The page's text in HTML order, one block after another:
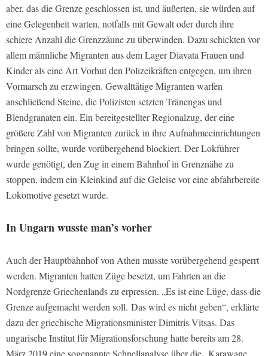
aber, das die Grenze geschlossen ist, und äußerten, sie würden auf
eine Gelegenheit warten, notfalls mit Gewalt oder durch ihre
schiere Anzahl die Grenzzäune zu überwinden. Dazu schickten vor
allem männliche Migranten aus dem Lager Diavata Frauen und
Kinder als eine Art Vorhut den Polizeikräften entgegen, um ihren
Vormarsch zu erzwingen. Gewalttätige Migranten warfen
anschließend Steine, die Polizisten setzten Tränengas und
Blendgranaten ein. Ein bereitgestellter Regionalzug, der eine
größere Zahl von Migranten zurück in ihre Aufnahmeeinrichtungen
bringen sollte, wurde vorübergehend blockiert. Der Lokführer
wurde genötigt, den Zug in einem Bahnhof in Grenznähe zu
stoppen, indem ein Kleinkind auf die Geleise vor eine abfahrbereite
Lokomotive gesetzt wurde.
In Ungarn wusste man’s vorher
Auch der Hauptbahnhof von Athen musste vorübergehend gesperrt
werden. Migranten hatten Züge besetzt, um Fahrten an die
Nordgrenze Griechenlands zu erpressen. „Es ist eine Lüge, dass die
Grenze aufgemacht werden soll. Das wird es nicht geben“, erklärte
dazu der griechische Migrationsminister Dimitris Vitsas. Das
ungarische Institut für Migrationsforschung hatte bereits am 28.
März 2019 eine sogenannte Schnellanalyse über die „Karawane